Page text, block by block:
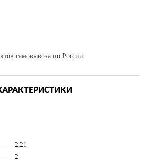
самовывоза по России
—
2,21
—
2